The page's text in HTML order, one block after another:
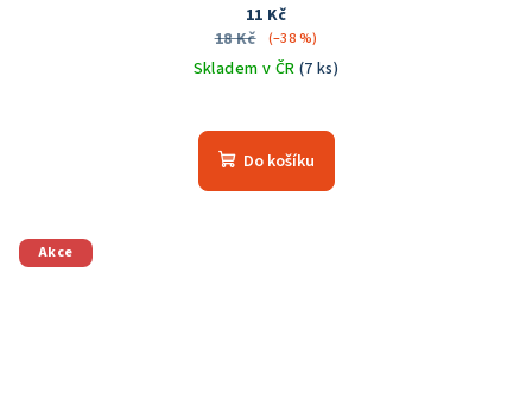
11 Kč
18 Kč
(–38 %)
Skladem v ČR (7 ks)
Do košíku
Akce